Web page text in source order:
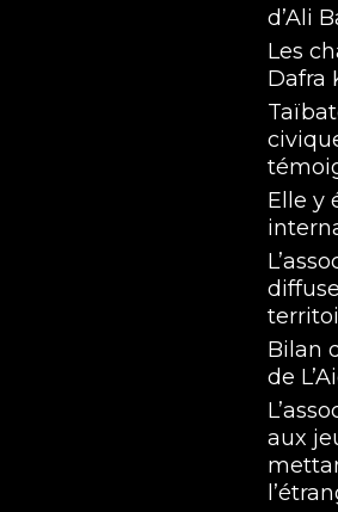
d’Ali
Les
Dafra
Elle y
Bilan
de
aux